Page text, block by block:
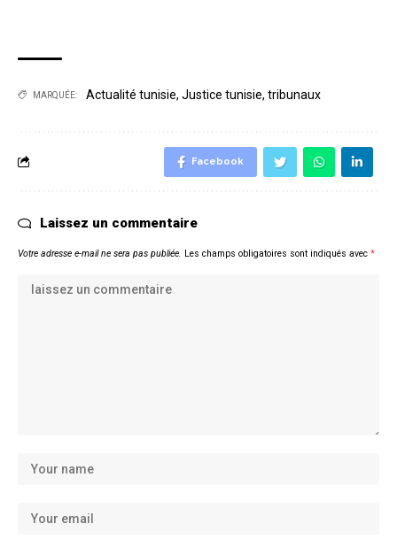
MARQUÉE: Actualité tunisie, Justice tunisie, tribunaux
Facebook
Laissez un commentaire
Votre adresse e-mail ne sera pas publiée. Les champs obligatoires sont indiqués avec *